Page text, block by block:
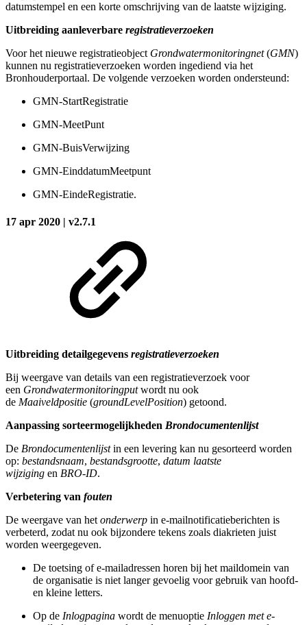
datumstempel en een korte omschrijving van de laatste wijziging.
Uitbreiding aanleverbare registratieverzoeken
Voor het nieuwe registratieobject Grondwatermonitoringnet(GMN)
kunnen nu registratieverzoeken worden ingediend via het
Bronhouderportaal. De volgende verzoeken worden ondersteund:
GMN-StartRegistratie
GMN-MeetPunt
GMN-BuisVerwijzing
GMN-EinddatumMeetpunt
GMN-EindeRegistratie.
17 apr 2020 | v2.7.1
Uitbreiding detailgegevens registratieverzoeken
Bij weergave van details van een registratieverzoek voor
een Grondwatermonitoringputwordt nu ook
de Maaiveldpositie (groundLevelPosition) getoond.
Aanpassing sorteermogelijkheden Brondocumentenlijst
De Brondocumentenlijstin een levering kan nu gesorteerd worden
op: bestandsnaam, bestandsgrootte, datum laatste
wijziging en BRO-ID.
Verbetering van fouten
De weergave van het onderwerp in e-mailnotificatieberichten is
verbeterd, zodat nu ook bijzondere tekens zoals diakrieten juist
worden weergegeven.
De toetsing of e-mailadressen horen bij het maildomein van
de organisatie is niet langer gevoelig voor gebruik van hoofd-
en kleine letters.
Op de Inlogpagina wordt de menuoptie Inloggen met e-